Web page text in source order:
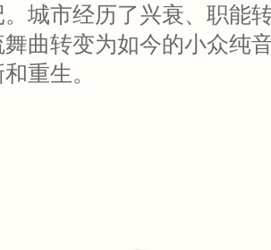
。城市经历了兴衰、职能
舞曲转变为如今的小众纯
重生。